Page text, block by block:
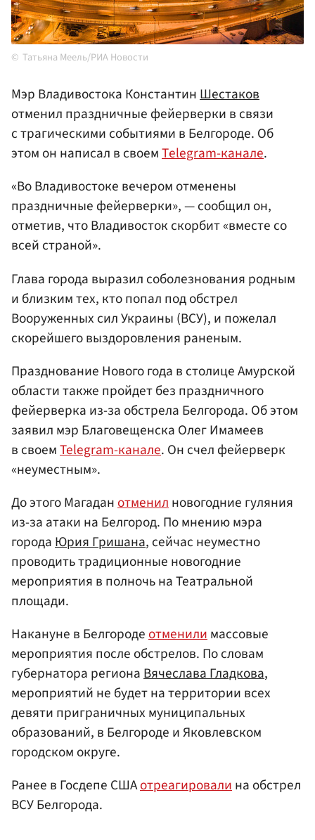
Татьяна Меель/РИА Новости
Мэр Владивостока КонстантинШестаков
отменил праздничные фейерверки в связи
с трагическими событиями в Белгороде. Об
этом он написал в своемТelegram-канале.
«Во Владивостоке вечером отменены
праздничные фейерверки», — сообщил он,
отметив, что Владивосток скорбит «вместе со
всей страной».
Глава города выразил соболезнования родным
и близким тех, кто попал под обстрел
Вооруженных сил Украины (ВСУ), и пожелал
скорейшего выздоровления раненым.
Празднование Нового года в столице Амурской
области также пройдет без праздничного
фейерверка из-за обстрела Белгорода. Об этом
заявил мэр Благовещенска Олег Имамеев
в своемTelegram-канале. Он счел фейерверк
«неуместным».
До этого Магаданотменилновогодние гуляния
из-за атаки на Белгород. По мнению мэра
городаЮрия Гришана, сейчас неуместно
проводить традиционные новогодние
мероприятия в полночь на Театральной
площади.
Накануне в Белгородеотменилимассовые
мероприятия после обстрелов. По словам
губернатора регионаВячеслава Гладкова,
мероприятий не будет на территории всех
девяти приграничных муниципальных
образований, в Белгороде и Яковлевском
городском округе.
Ранее в Госдепе СШАотреагировалина обстрел
ВСУ Белгорода.